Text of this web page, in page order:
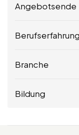
Angebotsende
Berufserfahrung
Branche
Bildung